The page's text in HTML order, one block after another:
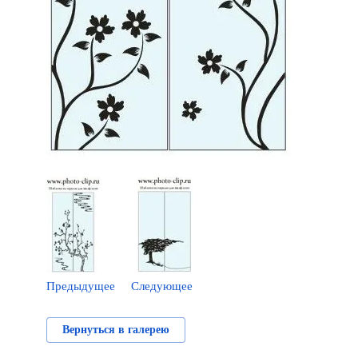
Предыдущее Следующее
Вернуться в галерею